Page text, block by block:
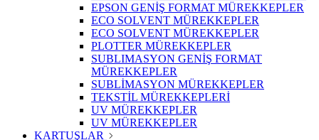
EPSON GENİŞ FORMAT MÜREKKEPLER
ECO SOLVENT MÜREKKEPLER
ECO SOLVENT MÜREKKEPLER
PLOTTER MÜREKKEPLER
SUBLIMASYON GENİŞ FORMAT
MÜREKKEPLER
SUBLİMASYON MÜREKKEPLER
TEKSTİL MÜREKKEPLERİ
UV MÜREKKEPLER
UV MÜREKKEPLER
KARTUŞLAR